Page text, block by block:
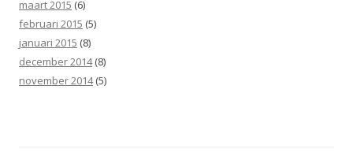
maart 2015 (6)
februari 2015 (5)
januari 2015 (8)
december 2014(8)
november 2014(5)